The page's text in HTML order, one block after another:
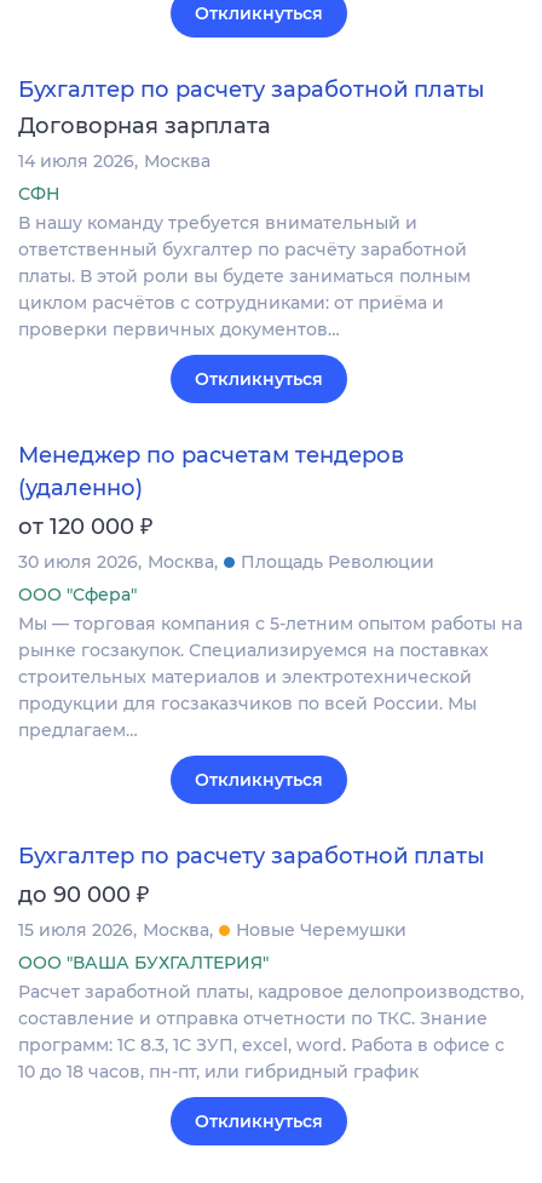
Откликнуться
Бухгалтер по расчету заработной платы
Договорная зарплата
14 июля 2026 Москва
СФН
В нашу команду требуется внимательный и
ответственный бухгалтер по расчёту заработной
платы. В этой роли вы будете заниматься полным
циклом расчётов с сотрудниками: от приёма и
проверки первичных документов…
Откликнуться
Менеджер по расчетам тендеров
(удаленно)
от 120 000 ₽
30 июля 2026 Москва
Площадь Революции
ООО "Сфера"
Мы — торговая компания с 5-летним опытом работы на
рынке госзакупок. Специализируемся на поставках
строительных материалов и электротехнической
продукции для госзаказчиков по всей России. Мы
предлагаем…
Откликнуться
Бухгалтер по расчету заработной платы
до 90 000 ₽
15 июля 2026 Москва
Новые Черемушки
ООО "ВАША БУХГАЛТЕРИЯ"
Расчет заработной платы, кадровое делопроизводство,
составление и отправка отчетности по ТКС. Знание
программ: 1С 8.3, 1С ЗУП, excel, word. Работа в офисе с
10 до 18 часов, пн-пт, или гибридный график
Откликнуться